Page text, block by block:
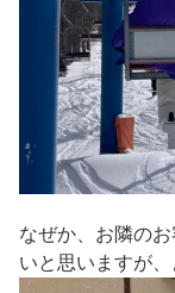
なぜか、お隣の
いと思いますが、